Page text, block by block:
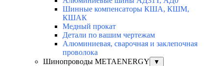
Шинные компенсаторы КША, КШМ,
КШАК
Медный прокат
Детали по вашим чертежам
Алюминиевая, cварочная и заклепочная
проволока
Шинопроводы METAENERGY
▼